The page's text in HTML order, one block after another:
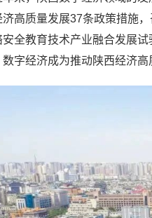
济高质量发展37条政策措施
安全教育技术产业融合发展
字经济成为推动陕西经济高